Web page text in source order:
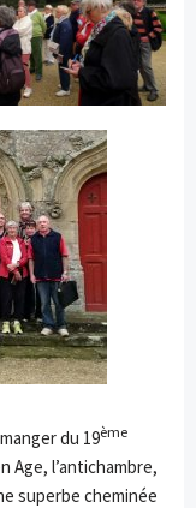
du 19ème
Age, l’antichambre,
superbe cheminée